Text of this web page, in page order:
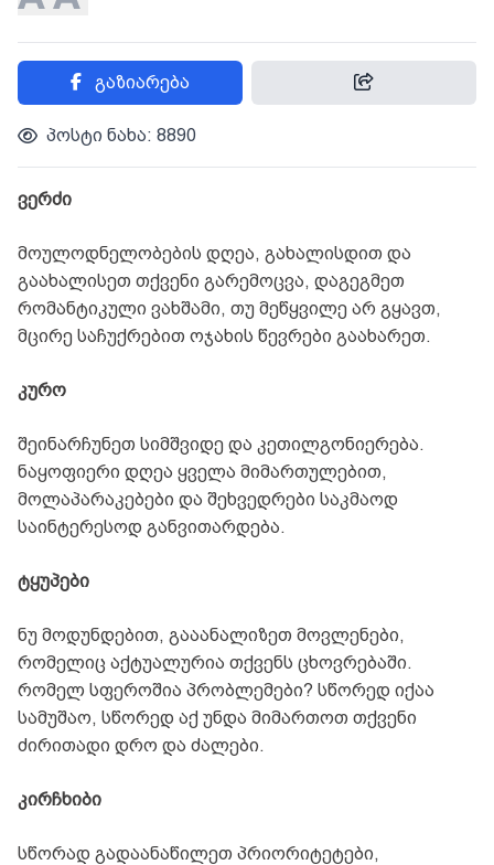
გაზიარება
პოსტი ნახა: 8890
ვერძი
მოულოდნელობების დღეა, გახალისდით და
გაახალისეთ თქვენი გარემოცვა, დაგეგმეთ
რომანტიკული ვახშამი, თუ მეწყვილე არ გყავთ,
მცირე საჩუქრებით ოჯახის წევრები გაახარეთ.
კურო
შეინარჩუნეთ სიმშვიდე და კეთილგონიერება.
ნაყოფიერი დღეა ყველა მიმართულებით,
მოლაპარაკებები და შეხვედრები საკმაოდ
საინტერესოდ განვითარდება.
ტყუპები
ნუ მოდუნდებით, გააანალიზეთ მოვლენები,
რომელიც აქტუალურია თქვენს ცხოვრებაში.
რომელ სფეროშია პრობლემები? სწორედ იქაა
სამუშაო, სწორედ აქ უნდა მიმართოთ თქვენი
ძირითადი დრო და ძალები.
კირჩხიბი
სწორად გადაანაწილეთ პრიორიტეტები,